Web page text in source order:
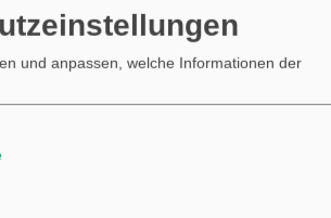
und anpassen, welche Informationen der